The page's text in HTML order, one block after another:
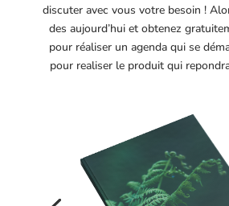
discuter avec vous votre besoin !
des aujourd’hui et obtenez
pour réaliser un agenda qui se
pour realiser le produit qui